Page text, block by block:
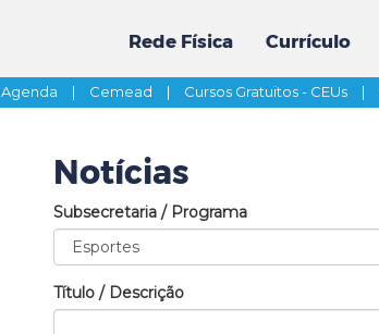
Rede Física Currículo
Agenda | Cemead | Cursos Gratuitos - CEUs |
Notícias
Subsecretaria / Programa
Título / Descrição